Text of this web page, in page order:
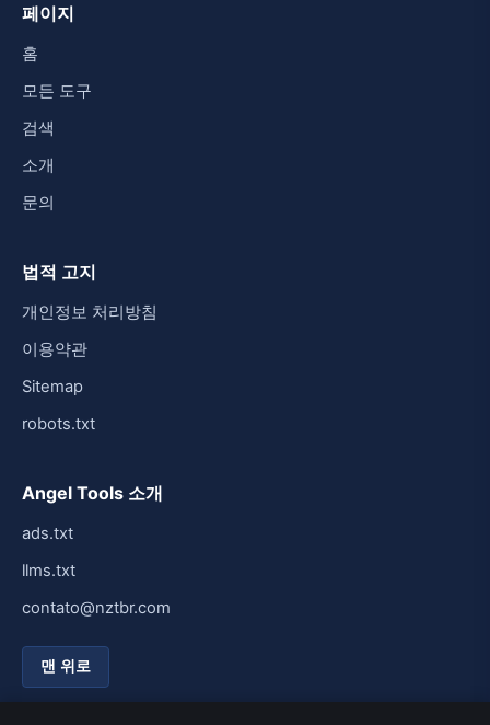
페이지
홈
모든 도구
검색
소개
문의
법적 고지
개인정보 처리방침
이용약관
Sitemap
robots.txt
Angel Tools 소개
ads.txt
llms.txt
contato@nztbr.com
맨 위로